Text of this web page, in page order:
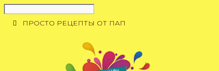
Перейти
к
содержимому
ПРОСТО РЕЦЕПТЫ ОТ ПАП